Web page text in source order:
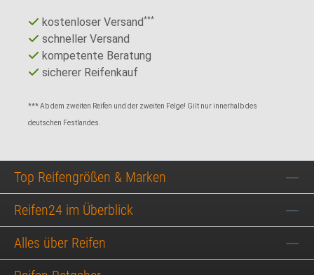
kostenloser Versand***
schneller Versand
kompetente Beratung
sicherer Reifenkauf
*** Ab dem zweiten Reifen und der zweiten Felge! Gilt nur innerhalb des
deutschen Festlandes.
Top Reifengrößen & Marken
Reifen24 im Überblick
Alles über Reifen